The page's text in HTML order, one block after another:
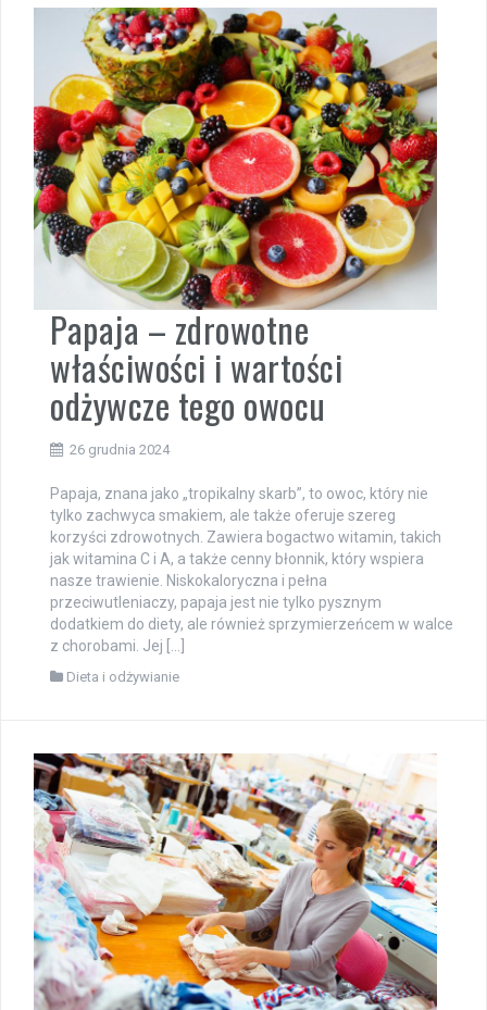
Papaja – zdrowotne
właściwości i wartości
odżywcze tego owocu
26 grudnia 2024
Papaja, znana jako „tropikalny skarb”, to owoc, który nie
tylko zachwyca smakiem, ale także oferuje szereg
korzyści zdrowotnych. Zawiera bogactwo witamin, takich
jak witamina C i A, a także cenny błonnik, który wspiera
nasze trawienie. Niskokaloryczna i pełna
przeciwutleniaczy, papaja jest nie tylko pysznym
dodatkiem do diety, ale również sprzymierzeńcem w walce
z chorobami. Jej […]
Dieta i odżywianie